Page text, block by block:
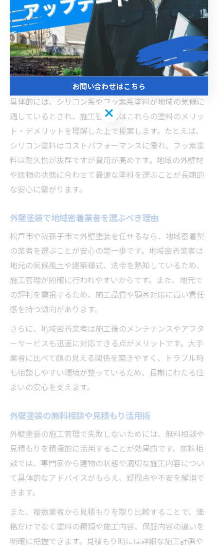
外壁塗装の地域特性と適切な塗料選びのポイント
千葉県松戸市や我孫子市では、湿度が高く雨風の影響も
受けやすいため、外壁塗装に適した塗料選びが施工管理
の重要なポイントとなります。耐久性や防カビ・防藻性
能が高い塗料を選ぶことで、建物の劣化を防ぎ、美観を
長期間維持できます。
具体的には、シリコン系やフッ素系塗料が地域の気候に
適しているとされ、施工管理者はこれらの塗料のメリッ
ト・デメリットを理解した上で提案します。たとえば、
シリコン塗料はコストパフォーマンスに優れ、フッ素塗
料は耐久性が抜群ですが費用が高めです。地域の外壁材
や建物の状態に合わせて最適な塗料を選ぶことが長期的
な安心に繋がります。
外壁塗装で地域密着業者を選ぶべき理由
松戸市や我孫子市で外壁塗装を任せるなら、地域密着型
の業者を選ぶことが安心の第一歩です。地域密着業者は
地元の気候風土や建築様式、法令を熟知しているため、
施工管理が的確に行われやすいからです。また、地元で
の評判を重視するため、施工品質や顧客対応に高い責任
感を持つ傾向があります。
さらに、地域密着業者は施工後のメンテナンスやアフタ
ーサービスも迅速に対応できる点がメリットです。大手
業者に比べて顔の見える関係を築きやすく、トラブル時
も相談しやすい環境が整っているため、長期にわたる住
まいの安心を支えます。
外壁塗装の無料相談や見積もり活用術
外壁塗装の施工管理で失敗しないためには、無料相談や
見積もりを積極的に活用することが効果的です。無料相
談では、専門家から建物の状態や適切な施工内容につい
て具体的なアドバイスがもらえ、疑問点や不安を解消で
きます。
また、複数業者から見積もりを取り比較することで、価
格だけでなく塗料の種類や施工内容、保証内容の違いを
明確に把握できます。見積もり時には詳細な施工計画や
お問い合わせはこちら
お問い合わせはこちら